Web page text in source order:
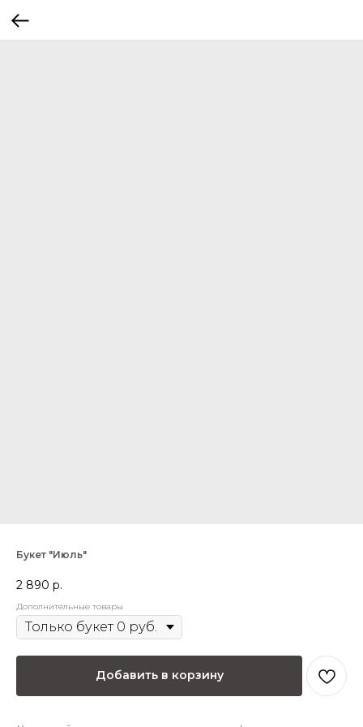
Букет "Июль"
2 890 р.
Дополнительные товары
Добавить в корзину